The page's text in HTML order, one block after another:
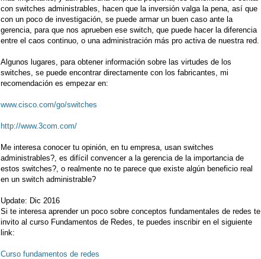
con switches administrables, hacen que la inversión valga la pena, así que
con un poco de investigación, se puede armar un buen caso ante la
gerencia, para que nos aprueben ese switch, que puede hacer la diferencia
entre el caos continuo, o una administración más pro activa de nuestra red.
Algunos lugares, para obtener información sobre las virtudes de los
switches, se puede encontrar directamente con los fabricantes, mi
recomendación es empezar en:
www.cisco.com/go/switches
http://www.3com.com/
Me interesa conocer tu opinión, en tu empresa, usan switches
administrables?, es difícil convencer a la gerencia de la importancia de
estos switches?, o realmente no te parece que existe algún beneficio real
en un switch administrable?
Update: Dic 2016
Si te interesa aprender un poco sobre conceptos fundamentales de redes te
invito al curso Fundamentos de Redes, te puedes inscribir en el siguiente
link:
Curso fundamentos de redes